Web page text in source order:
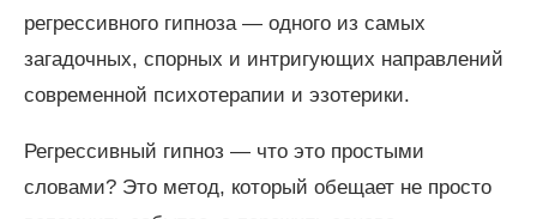
регрессивного гипноза — одного из самых
загадочных, спорных и интригующих направлений
современной психотерапии и эзотерики.
Регрессивный гипноз — что это простыми
словами? Это метод, который обещает не просто